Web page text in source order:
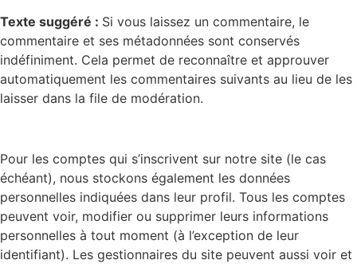
Texte suggéré : Si vous laissez un commentaire, le
commentaire et ses métadonnées sont conservés
indéfiniment. Cela permet de reconnaître et approuver
automatiquement les commentaires suivants au lieu de les
laisser dans la file de modération.
Pour les comptes qui s’inscrivent sur notre site (le cas
échéant), nous stockons également les données
personnelles indiquées dans leur profil. Tous les comptes
peuvent voir, modifier ou supprimer leurs informations
personnelles à tout moment (à l’exception de leur
identifiant). Les gestionnaires du site peuvent aussi voir et